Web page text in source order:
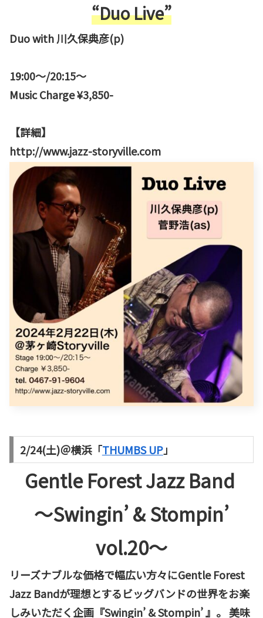
“Duo Live”
Duo with 川久保典彦(p)
19:00〜/20:15〜
Music Charge ¥3,850-
【詳細】
http://www.jazz-storyville.com
2/24(土)＠横浜「THUMBS UP」
Gentle Forest Jazz Band
～Swingin’ & Stompin’
vol.20～
リーズナブルな価格で幅広い方々にGentle Forest
Jazz Bandが理想とするビッグバンドの世界をお楽
しみいただく企画『Swingin’ & Stompin’ 』。 美味